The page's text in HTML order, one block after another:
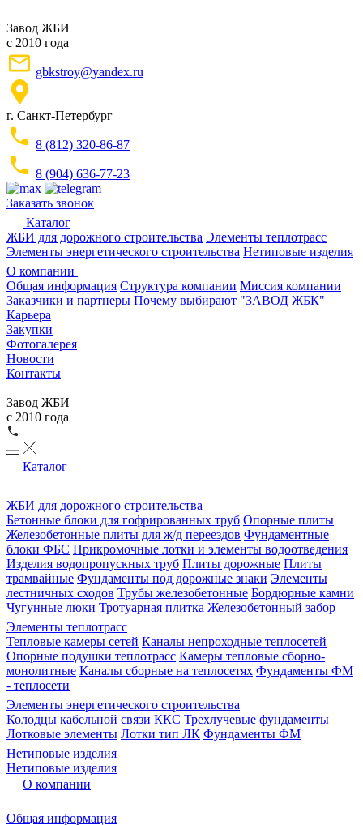
Завод ЖБИ
с 2010 года
gbkstroy@yandex.ru
г. Санкт-Петербург
8 (812) 320-86-87
8 (904) 636-77-23
Заказать звонок
Каталог
ЖБИ для дорожного строительства Элементы теплотрасс
Элементы энергетического строительства Нетиповые изделия
О компании
Общая информация Структура компании Миссия компании
Заказчики и партнеры Почему выбирают "ЗАВОД ЖБК"
Карьера
Закупки
Фотогалерея
Новости
Контакты
Завод ЖБИ
с 2010 года
Каталог
ЖБИ для дорожного строительства
Бетонные блоки для гофрированных труб Опорные плиты
Железобетонные плиты для ж/д переездов Фундаментные
блоки ФБС Прикромочные лотки и элементы водоотведения
Изделия водопропускных труб Плиты дорожные Плиты
трамвайные Фундаменты под дорожные знаки Элементы
лестничных сходов Трубы железобетонные Бордюрные камни
Чугунные люки Тротуарная плитка Железобетонный забор
Элементы теплотрасс
Тепловые камеры сетей Каналы непроходные теплосетей
Опорные подушки теплотрасс Камеры тепловые сборно-
монолитные Каналы сборные на теплосетях Фундаменты ФМ
- теплосети
Элементы энергетического строительства
Колодцы кабельной связи ККС Трехлучевые фундаменты
Лотковые элементы Лотки тип ЛК Фундаменты ФМ
Нетиповые изделия
Нетиповые изделия
О компании
Общая информация